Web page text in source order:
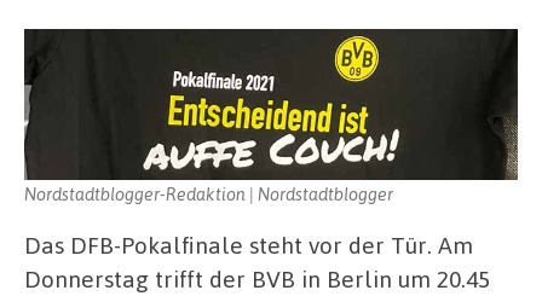
Nordstadtblogger-Redaktion | Nordstadtblogger
Das DFB-Pokalfinale steht vor der Tür. Am
Donnerstag trifft der BVB in Berlin um 20.45